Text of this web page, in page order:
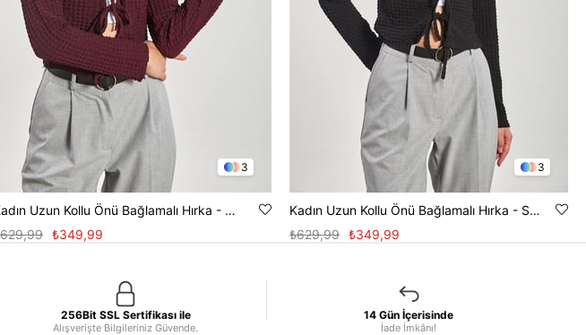
3
Kadın Uzun Kollu Önü Bağlamalı Hırka - Mürdüm
₺349,99
3
Kadın Uzun Kollu Önü Bağlamalı Hırka - Siyah
₺349,99
₺629,99
256Bit SSL Sertifikası ile
Alışverişte Bilgileriniz Güvende.
14 Gün İçerisinde
İade İmkânı!